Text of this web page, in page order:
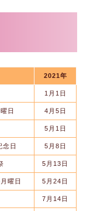
2021年
1月1日
日 4月5日
5月1日
念日 5月8日
5月13日
曜日 5月24日
7月14日